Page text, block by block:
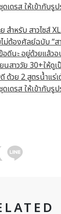
เดรส ให้เข้ากับรู
สำหรับ สาวไซส์ XL
ม่ต้องศัลย์ฉบับ “ส
ดีนะ อยู่ด้วยแล้วอ
สาววัย 30+ให้ดูเ
ด้วย 2 สูตรน้ำแร่เ
เดรส ให้เข้ากับรู